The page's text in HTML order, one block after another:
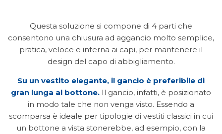
Questa soluzione si compone di 4 parti che
consentono una chiusura ad aggancio molto semplice,
pratica, veloce e interna ai capi, per mantenere il
design del capo di abbigliamento.
Su un vestito elegante, il gancio è preferibile di
gran lunga al bottone. Il gancio, infatti, è posizionato
in modo tale che non venga visto. Essendo a
scomparsa è ideale per tipologie di vestiti classici in cui
un bottone a vista stonerebbe, ad esempio, con la